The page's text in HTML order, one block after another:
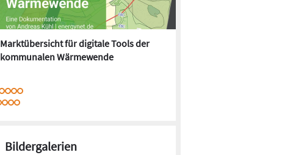
Marktübersicht für digitale Tools der
kommunalen Wärmewende
Bildergalerien